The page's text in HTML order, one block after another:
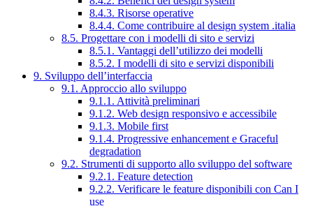
8.4.3. Risorse operative
8.4.4. Come contribuire al design system .italia
8.5. Progettare con i modelli di sito e servizi
8.5.1. Vantaggi dell’utilizzo dei modelli
8.5.2. I modelli di sito e servizi disponibili
9. Sviluppo dell’interfaccia
9.1. Approccio allo sviluppo
9.1.1. Attività preliminari
9.1.2. Web design responsivo e accessibile
9.1.3. Mobile first
9.1.4. Progressive enhancement e Graceful
degradation
9.2. Strumenti di supporto allo sviluppo del software
9.2.1. Feature detection
9.2.2. Verificare le feature disponibili con Can I
use